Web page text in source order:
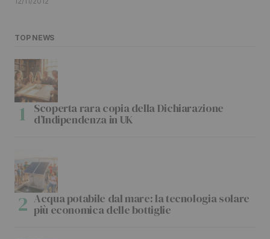
TOP NEWS
Scoperta rara copia della Dichiarazione
d’Indipendenza in UK
Acqua potabile dal mare: la tecnologia solare
più economica delle bottiglie